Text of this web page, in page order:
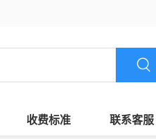
收费标准 联系客服